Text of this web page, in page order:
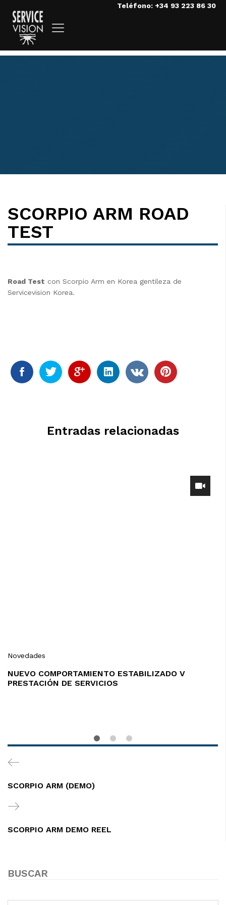
Teléfono: +34 93 223 86 30
SCORPIO ARM ROAD
TEST
Road Test con Scorpio Arm en Korea gentileza de
Servicevision Korea.
Entradas relacionadas
Novedades
NUEVO COMPORTAMIENTO ESTABILIZADO V
PRESTACIÓN DE SERVICIOS
Navegación
de
entradas
Previous
Post
SCORPIO ARM (DEMO)
Next
Post
SCORPIO ARM DEMO REEL
BUSCAR